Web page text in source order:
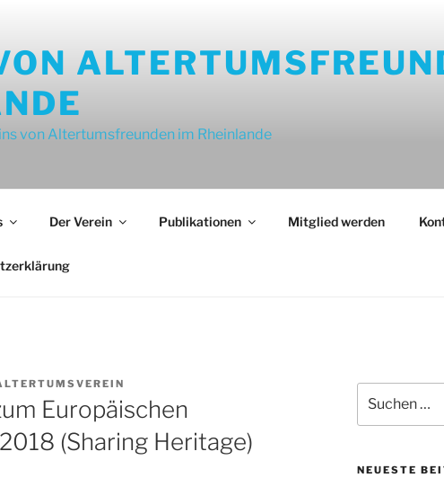
von Altertumsfreunden im Rheinlande
Der Verein Publikationen Mitglied werden
Europäischen
(Sharing Heritage)
nach:
NEUESTE